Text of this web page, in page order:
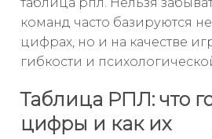
команд часто базируются
цифрах, но и на качестве
гибкости и
Таблица РПЛ: что
цифры и как их